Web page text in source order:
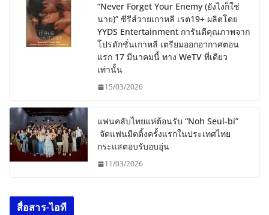
“Never Forget Your Enemy (ยังไงก็ใช่
นาย)” ซีรีส์วายเกาหลี เรต19+ ผลิตโดย
YYDS Entertainment การันตีคุณภาพจาก
โปรดักชั่นเกาหลี เตรียมออกอากาศตอน
แรก 17 มีนาคมนี้ ทาง WeTV ที่เดียว
เท่านั้น
15/03/2026
แฟนคลับไทยแห่ต้อนรับ “Noh Seul-bi”
จัดแฟนมีตติ้งครั้งแรกในประเทศไทย
กระแสตอบรับอบอุ่น
11/03/2026
สื่อสาร-ไอที